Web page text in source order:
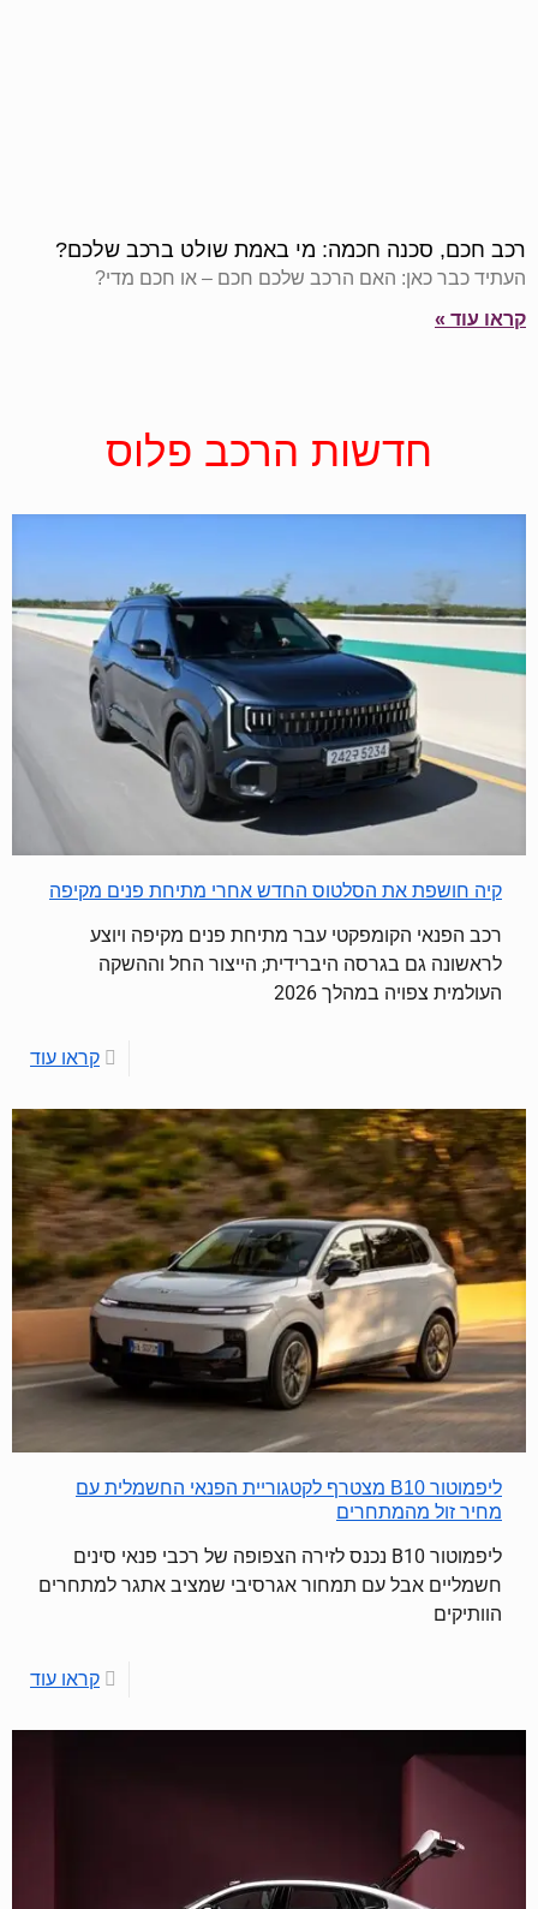
רכב חכם, סכנה חכמה: מי באמת שולט ברכב שלכם?
העתיד כבר כאן: האם הרכב שלכם חכם – או חכם מדי?
קראו עוד »
חדשות הרכב פלוס
קיה חושפת את הסלטוס החדש אחרי מתיחת פנים מקיפה
רכב הפנאי הקומפקטי עבר מתיחת פנים מקיפה ויוצע
לראשונה גם בגרסה היברידית; הייצור החל וההשקה
העולמית צפויה במהלך 2026
קראו עוד
ליפמוטור B10 מצטרף לקטגוריית הפנאי החשמלית עם
מחיר זול מהמתחרים
ליפמוטור B10 נכנס לזירה הצפופה של רכבי פנאי סינים
חשמליים אבל עם תמחור אגרסיבי שמציב אתגר למתחרים
הוותיקים
קראו עוד